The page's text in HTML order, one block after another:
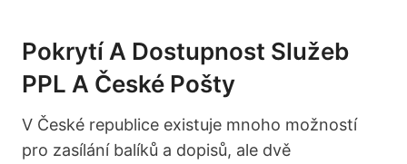
Pokrytí A Dostupnost Služeb
PPL A České Pošty
V České republice existuje mnoho možností
pro zasílání balíků a dopisů, ale dvě